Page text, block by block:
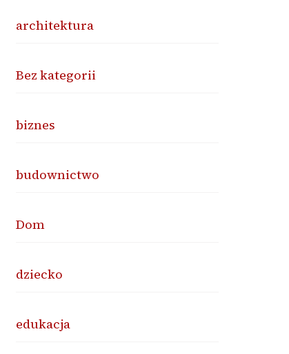
architektura
Bez kategorii
biznes
budownictwo
Dom
dziecko
edukacja